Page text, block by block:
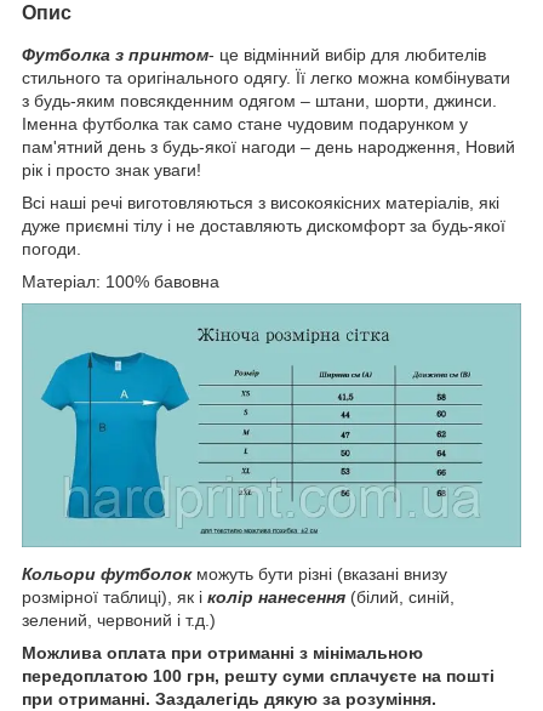
Опис
Футболка з принтом- це відмінний вибір для любителів
стильного та оригінального одягу. Її легко можна комбінувати
з будь-яким повсякденним одягом – штани, шорти, джинси.
Іменна футболка так само стане чудовим подарунком у
пам'ятний день з будь-якої нагоди – день народження, Новий
рік і просто знак уваги!
Всі наші речі виготовляються з високоякісних матеріалів, які
дуже приємні тілу і не доставляють дискомфорт за будь-якої
погоди.
Матеріал: 100% бавовна
Кольори футболокможуть бути різні (вказані внизу
розмірної таблиці), як і колір нанесення (білий, синій,
зелений, червоний і т.д.)
Можлива оплата при отриманні з мінімальною
передоплатою 100 грн, решту суми сплачуєте на пошті
при отриманні. Заздалегідь дякую за розуміння.